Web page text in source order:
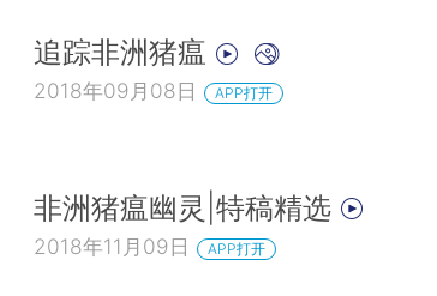
追踪非洲猪瘟
2018年09月08日 APP打开
非洲猪瘟幽灵|特稿精选
2018年11月09日 APP打开